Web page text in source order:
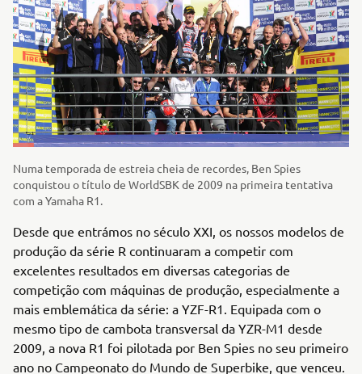
Numa temporada de estreia cheia de recordes, Ben Spies
conquistou o título de WorldSBK de 2009 na primeira tentativa
com a Yamaha R1.
Desde que entrámos no século XXI, os nossos modelos de
produção da série R continuaram a competir com
excelentes resultados em diversas categorias de
competição com máquinas de produção, especialmente a
mais emblemática da série: a YZF-R1. Equipada com o
mesmo tipo de cambota transversal da YZR-M1 desde
2009, a nova R1 foi pilotada por Ben Spies no seu primeiro
ano no Campeonato do Mundo de Superbike, que venceu.